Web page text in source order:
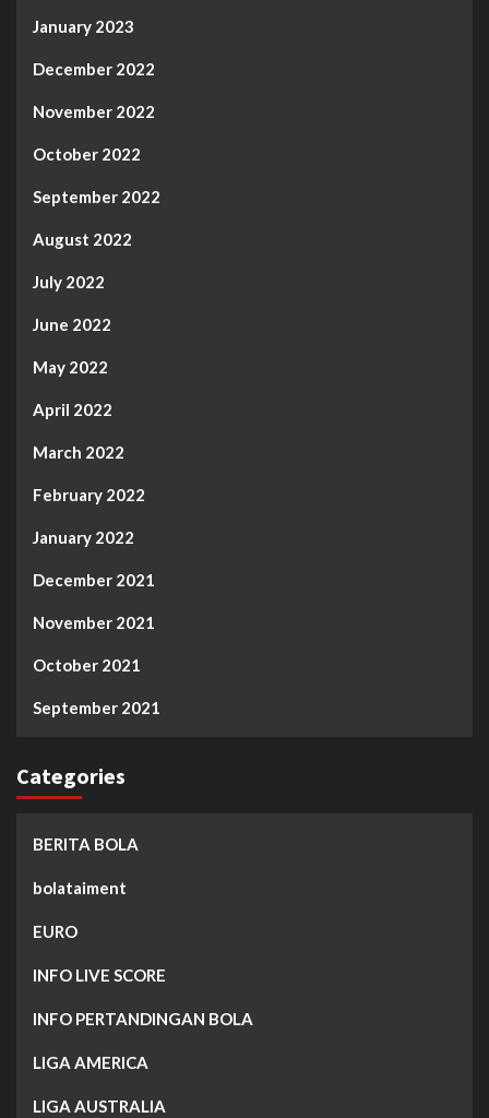
January 2023
December 2022
November 2022
October 2022
September 2022
August 2022
July 2022
June 2022
May 2022
April 2022
March 2022
February 2022
January 2022
December 2021
November 2021
October 2021
September 2021
Categories
BERITA BOLA
bolataiment
EURO
INFO LIVE SCORE
INFO PERTANDINGAN BOLA
LIGA AMERICA
LIGA AUSTRALIA